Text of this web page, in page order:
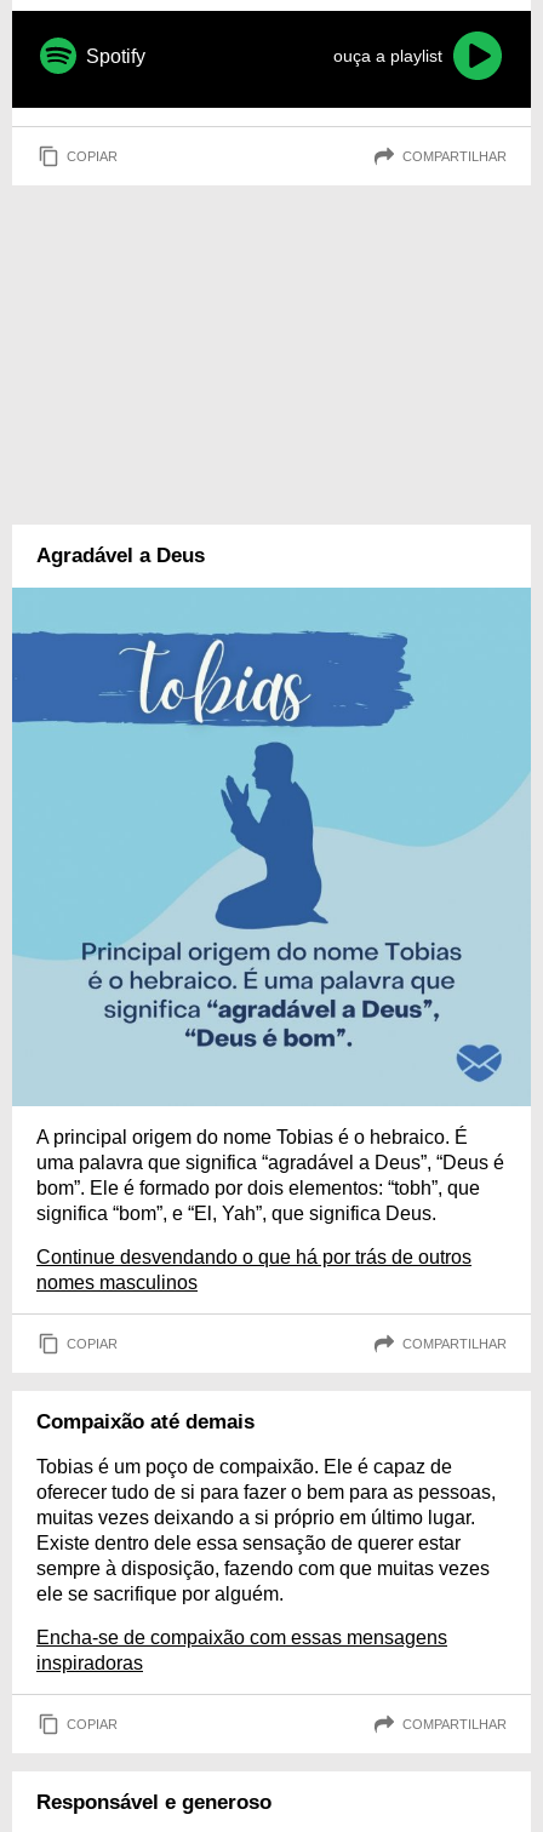
Spotify ouça a playlist
COPIAR COMPARTILHAR
Agradável a Deus
A principal origem do nome Tobias é o hebraico. É
uma palavra que significa “agradável a Deus”, “Deus é
bom”. Ele é formado por dois elementos: “tobh”, que
significa “bom”, e “El, Yah”, que significa Deus.
Continue desvendando o que há por trás de outros
nomes masculinos
COPIAR COMPARTILHAR
Compaixão até demais
Tobias é um poço de compaixão. Ele é capaz de
oferecer tudo de si para fazer o bem para as pessoas,
muitas vezes deixando a si próprio em último lugar.
Existe dentro dele essa sensação de querer estar
sempre à disposição, fazendo com que muitas vezes
ele se sacrifique por alguém.
Encha-se de compaixão com essas mensagens
inspiradoras
COPIAR COMPARTILHAR
Responsável e generoso